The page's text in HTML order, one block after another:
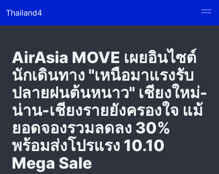
Thailand4
AirAsia MOVE เผยอินไซต์
นักเดินทาง "เหนือมาแรงรับ
ปลายฝนต้นหนาว" เชียงใหม่-
น่าน-เชียงรายยังครองใจ แม้
ยอดจองรวมลดลง 30%
พร้อมส่งโปรแรง 10.10
Mega Sale